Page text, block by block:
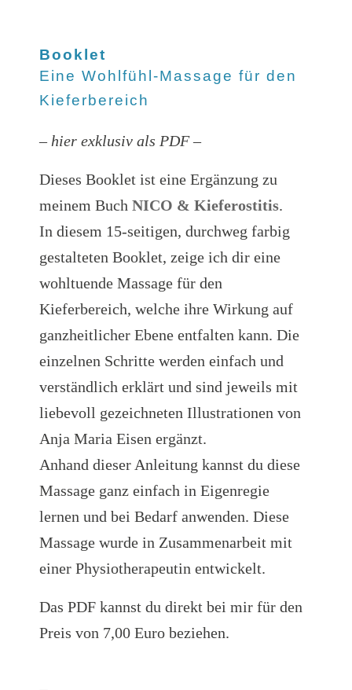
Booklet
Eine Wohlfühl-Massage für den
Kieferbereich
– hier exklusiv als PDF –
Dieses Booklet ist eine Ergänzung zu
meinem Buch NICO & Kieferostitis.
In diesem 15-seitigen, durchweg farbig
gestalteten Booklet, zeige ich dir eine
wohltuende Massage für den
Kieferbereich, welche ihre Wirkung auf
ganzheitlicher Ebene entfalten kann. Die
einzelnen Schritte werden einfach und
verständlich erklärt und sind jeweils mit
liebevoll gezeichneten Illustrationen von
Anja Maria Eisen ergänzt.
Anhand dieser Anleitung kannst du diese
Massage ganz einfach in Eigenregie
lernen und bei Bedarf anwenden. Diese
Massage wurde in Zusammenarbeit mit
einer Physiotherapeutin entwickelt.
Das PDF kannst du direkt bei mir für den
Preis von 7,00 Euro beziehen.